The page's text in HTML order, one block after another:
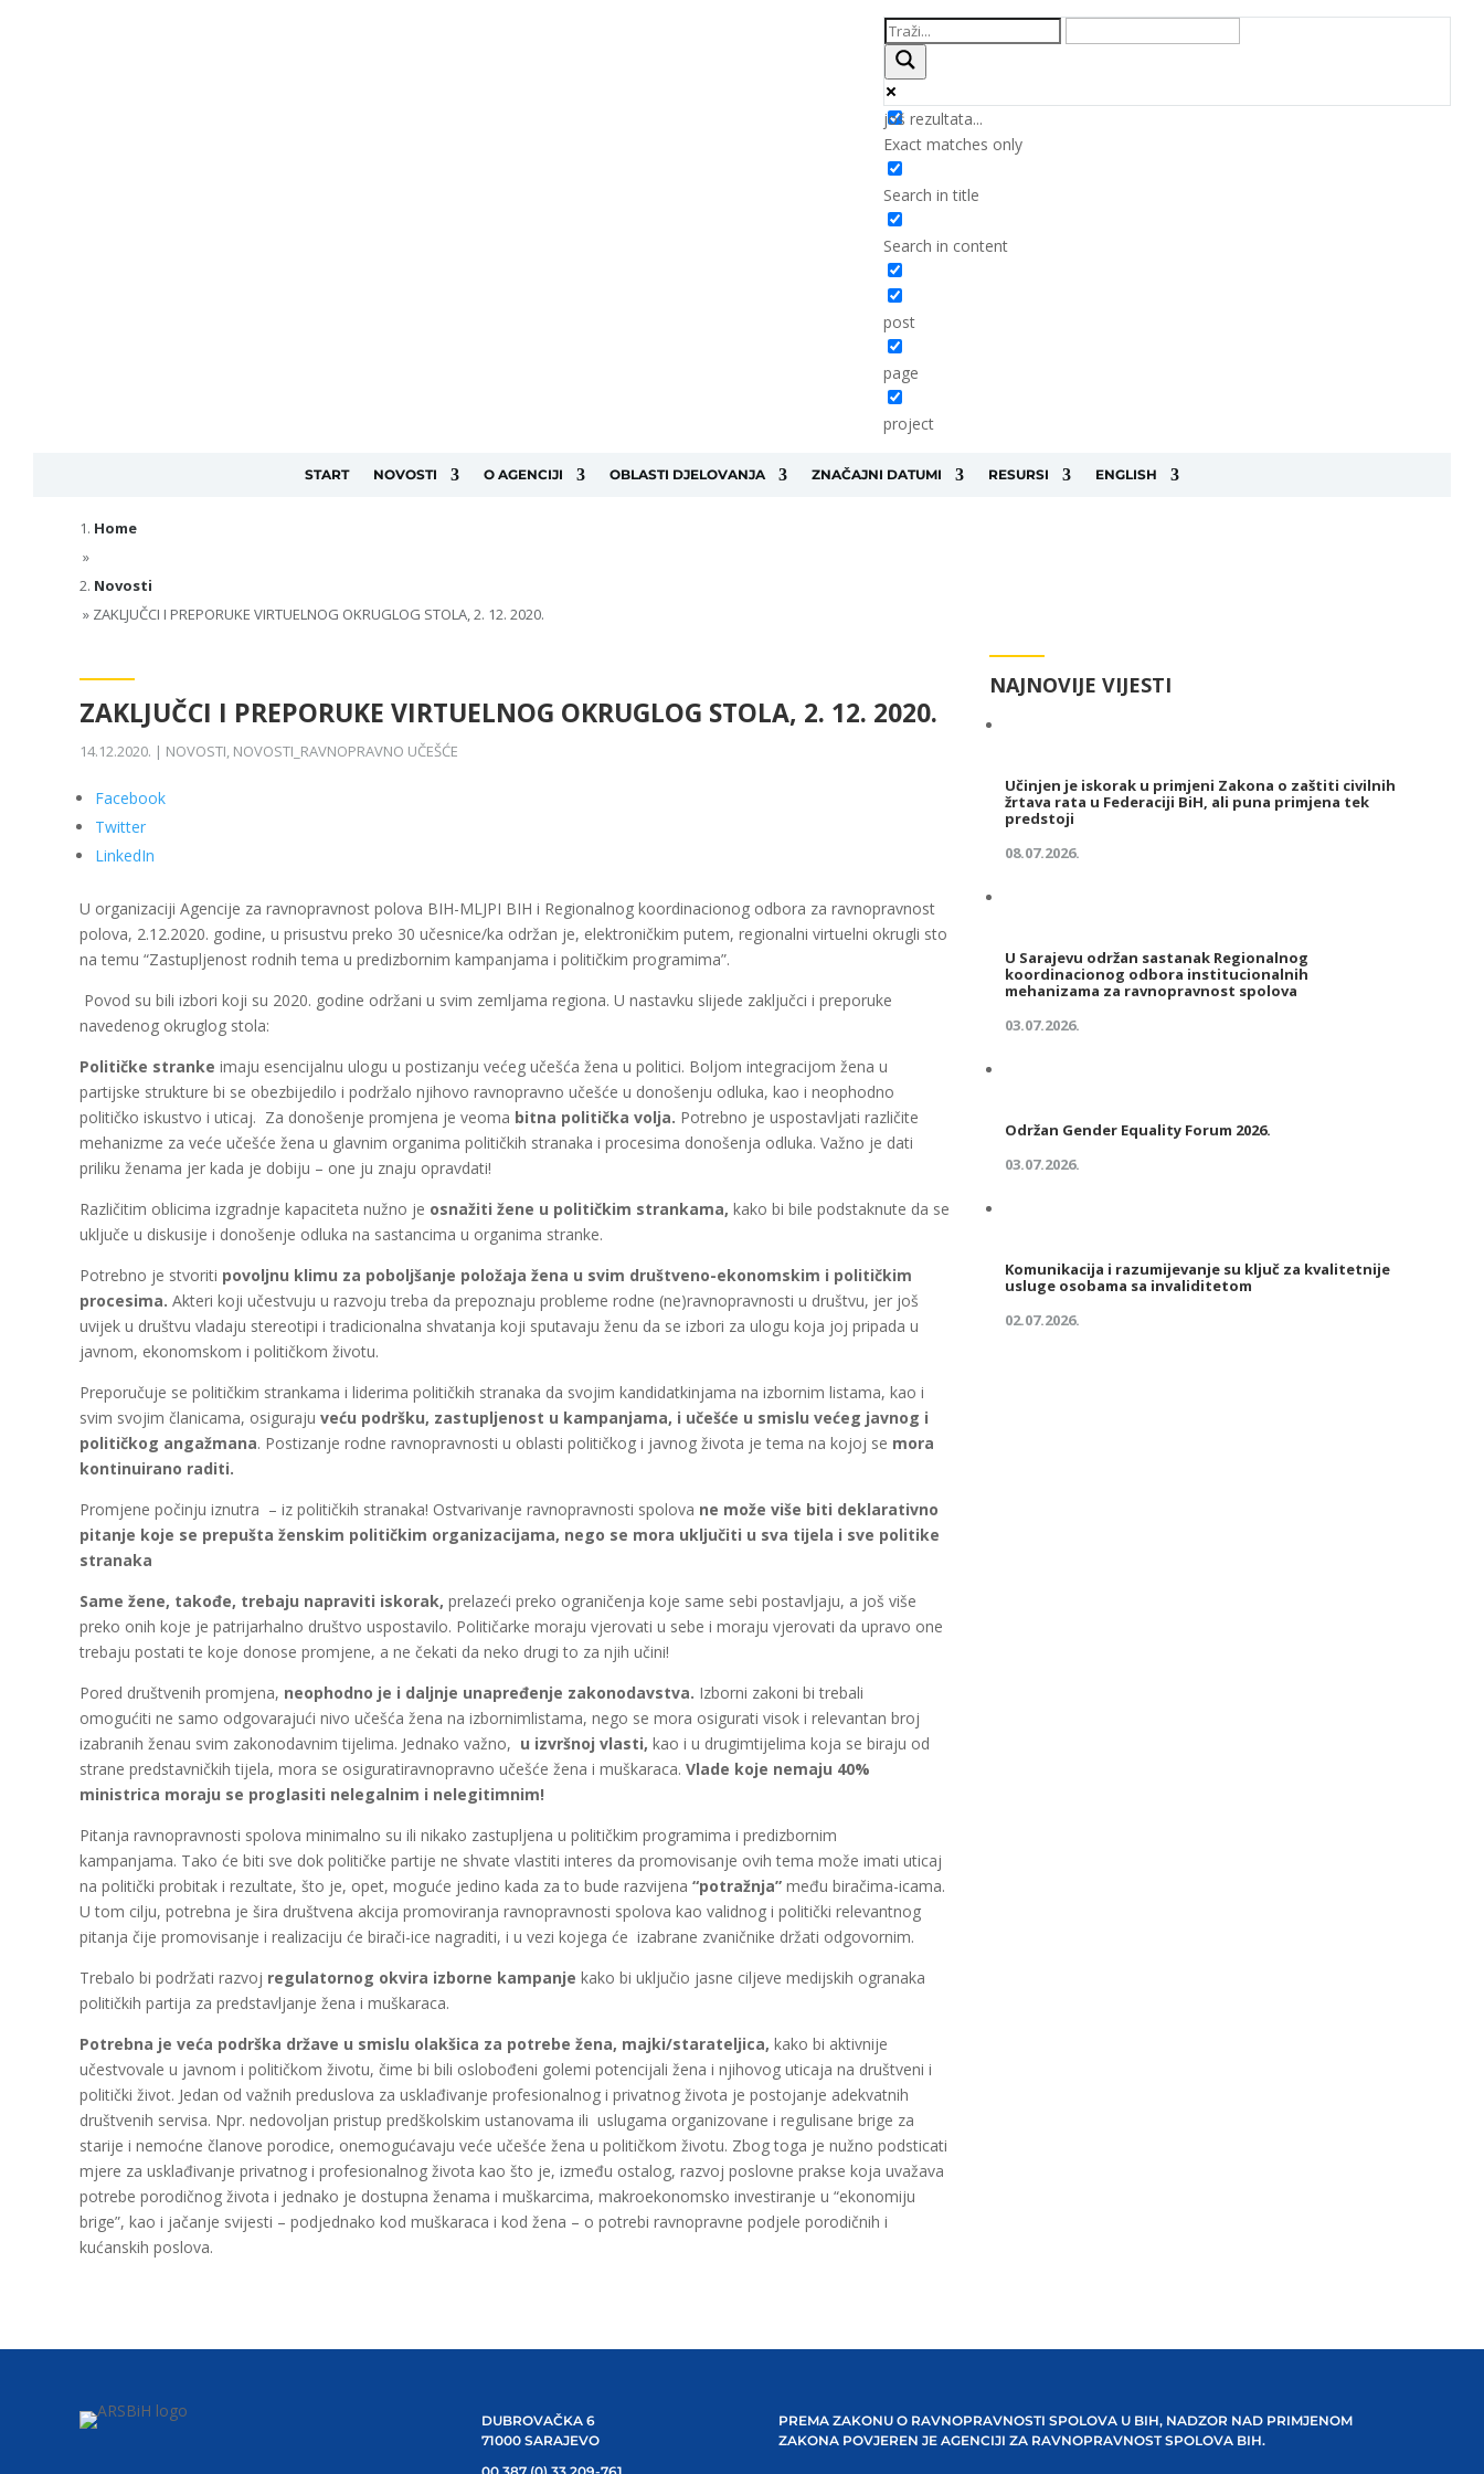
još rezultata...
Exact matches only
Search in title
Search in content
post
page
project
START NOVOSTI O AGENCIJI OBLASTI DJELOVANJA ZNAČAJNI DATUMI RESURSI ENGLISH
Home
»
Novosti
» ZAKLJUČCI I PREPORUKE VIRTUELNOG OKRUGLOG STOLA, 2. 12. 2020.
ZAKLJUČCI I PREPORUKE VIRTUELNOG OKRUGLOG STOLA, 2. 12. 2020.
14.12.2020. | NOVOSTI, NOVOSTI_RAVNOPRAVNO UČEŠĆE
Facebook
Twitter
LinkedIn
U organizaciji Agencije za ravnopravnost polova BIH-MLJPI BIH i Regionalnog koordinacionog odbora za ravnopravnost
polova, 2.12.2020. godine, u prisustvu preko 30 učesnice/ka održan je, elektroničkim putem, regionalni virtuelni okrugli sto
na temu “Zastupljenost rodnih tema u predizbornim kampanjama i političkim programima”.
Povod su bili izbori koji su 2020. godine održani u svim zemljama regiona. U nastavku slijede zaključci i preporuke
navedenog okruglog stola:
Političke stranke imaju esencijalnu ulogu u postizanju većeg učešća žena u politici. Boljom integracijom žena u
partijske strukture bi se obezbijedilo i podržalo njihovo ravnopravno učešće u donošenju odluka, kao i neophodno
političko iskustvo i uticaj. Za donošenje promjena je veoma bitna politička volja. Potrebno je uspostavljati različite
mehanizme za veće učešće žena u glavnim organima političkih stranaka i procesima donošenja odluka. Važno je dati
priliku ženama jer kada je dobiju – one ju znaju opravdati!
Različitim oblicima izgradnje kapaciteta nužno je osnažiti žene u političkim strankama, kako bi bile podstaknute da se
uključe u diskusije i donošenje odluka na sastancima u organima stranke.
Potrebno je stvoriti povoljnu klimu za poboljšanje položaja žena u svim društveno-ekonomskim i političkim
procesima. Akteri koji učestvuju u razvoju treba da prepoznaju probleme rodne (ne)ravnopravnosti u društvu, jer još
uvijek u društvu vladaju stereotipi i tradicionalna shvatanja koji sputavaju ženu da se izbori za ulogu koja joj pripada u
javnom, ekonomskom i političkom životu.
Preporučuje se političkim strankama i liderima političkih stranaka da svojim kandidatkinjama na izbornim listama, kao i
svim svojim članicama, osiguraju veću podršku, zastupljenost u kampanjama, i učešće u smislu većeg javnog i
političkog angažmana. Postizanje rodne ravnopravnosti u oblasti političkog i javnog života je tema na kojoj se mora
kontinuirano raditi.
Promjene počinju iznutra – iz političkih stranaka! Ostvarivanje ravnopravnosti spolova ne može više biti deklarativno
pitanje koje se prepušta ženskim političkim organizacijama, nego se mora uključiti u sva tijela i sve politike
stranaka
Same žene, takođe, trebaju napraviti iskorak, prelazeći preko ograničenja koje same sebi postavljaju, a još više
preko onih koje je patrijarhalno društvo uspostavilo. Političarke moraju vjerovati u sebe i moraju vjerovati da upravo one
trebaju postati te koje donose promjene, a ne čekati da neko drugi to za njih učini!
Pored društvenih promjena, neophodno je i daljnje unapređenje zakonodavstva. Izborni zakoni bi trebali
omogućiti ne samo odgovarajući nivo učešća žena na izbornimlistama, nego se mora osigurati visok i relevantan broj
izabranih ženau svim zakonodavnim tijelima. Jednako važno, u izvršnoj vlasti, kao i u drugimtijelima koja se biraju od
strane predstavničkih tijela, mora se osiguratiravnopravno učešće žena i muškaraca. Vlade koje nemaju 40%
ministrica moraju se proglasiti nelegalnim i nelegitimnim!
Pitanja ravnopravnosti spolova minimalno su ili nikako zastupljena u političkim programima i predizbornim
kampanjama. Tako će biti sve dok političke partije ne shvate vlastiti interes da promovisanje ovih tema može imati uticaj
na politički probitak i rezultate, što je, opet, moguće jedino kada za to bude razvijena “potražnja” među biračima-icama.
U tom cilju, potrebna je šira društvena akcija promoviranja ravnopravnosti spolova kao validnog i politički relevantnog
pitanja čije promovisanje i realizaciju će birači-ice nagraditi, i u vezi kojega će izabrane zvaničnike držati odgovornim.
Trebalo bi podržati razvoj regulatornog okvira izborne kampanje kako bi uključio jasne ciljeve medijskih ogranaka
političkih partija za predstavljanje žena i muškaraca.
Potrebna je veća podrška države u smislu olakšica za potrebe žena, majki/starateljica, kako bi aktivnije
učestvovale u javnom i političkom životu, čime bi bili oslobođeni golemi potencijali žena i njihovog uticaja na društveni i
politički život. Jedan od važnih preduslova za usklađivanje profesionalnog i privatnog života je postojanje adekvatnih
društvenih servisa. Npr. nedovoljan pristup predškolskim ustanovama ili uslugama organizovane i regulisane brige za
starije i nemoćne članove porodice, onemogućavaju veće učešće žena u političkom životu. Zbog toga je nužno podsticati
mjere za usklađivanje privatnog i profesionalnog života kao što je, između ostalog, razvoj poslovne prakse koja uvažava
potrebe porodičnog života i jednako je dostupna ženama i muškarcima, makroekonomsko investiranje u “ekonomiju
brige”, kao i jačanje svijesti – podjednako kod muškaraca i kod žena – o potrebi ravnopravne podjele porodičnih i
kućanskih poslova.
NAJNOVIJE VIJESTI
Učinjen je iskorak u primjeni Zakona o zaštiti civilnih
žrtava rata u Federaciji BiH, ali puna primjena tek
predstoji
08.07.2026.
U Sarajevu održan sastanak Regionalnog
koordinacionog odbora institucionalnih
mehanizama za ravnopravnost spolova
03.07.2026.
Održan Gender Equality Forum 2026.
03.07.2026.
Komunikacija i razumijevanje su ključ za kvalitetnije
usluge osobama sa invaliditetom
02.07.2026.
DUBROVAČKA 6
71000 SARAJEVO
PREMA ZAKONU O RAVNOPRAVNOSTI SPOLOVA U BIH, NADZOR NAD PRIMJENOM
ZAKONA POVJEREN JE AGENCIJI ZA RAVNOPRAVNOST SPOLOVA BIH.